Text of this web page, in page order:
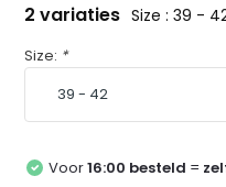
2 variaties Size : 39 -
Size: *
Voor16:00 besteld =